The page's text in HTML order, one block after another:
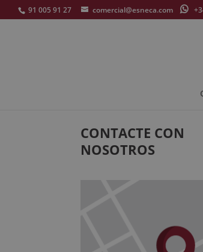
91 005 91 27 comercial@esneca.com
CONTACTE CON
NOSOTROS